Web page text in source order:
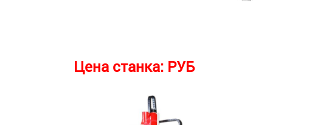
Цена станка: РУБ